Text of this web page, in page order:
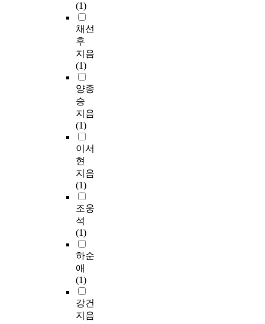
(1)
채선
후
지음
(1)
양종
승
지음
(1)
이서
현
지음
(1)
조웅
석
(1)
하순
애
(1)
강건
지음